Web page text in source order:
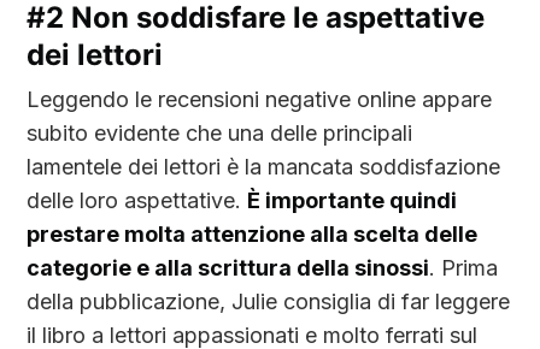
#2 Non soddisfare le aspettative
dei lettori
Leggendo le recensioni negative online appare
subito evidente che una delle principali
lamentele dei lettori è la mancata soddisfazione
delle loro aspettative. È importante quindi
prestare molta attenzione alla scelta delle
categorie e alla scrittura della sinossi. Prima
della pubblicazione, Julie consiglia di far leggere
il libro a lettori appassionati e molto ferrati sul